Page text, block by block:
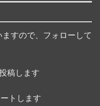
すので、フォローして
稿します
トします